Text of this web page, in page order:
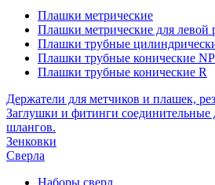
Плашки метрические
Плашки метрические для левой
Плашки трубные
Плашки трубные конические
Плашки трубные конические R
Держатели для метчиков и плашек,
Заглушки и фитинги соединительные
шлангов.
Зенковки
Сверла